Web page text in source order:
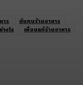
าร
ต้นทุนร้านอาหาร
งไร เพื่อนแท้ร้านอาหาร